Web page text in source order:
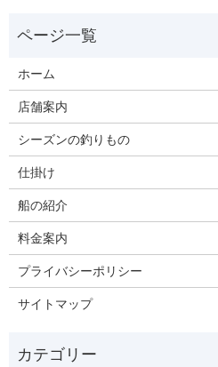
ホーム
店舗案内
シーズンの釣りもの
仕掛け
船の紹介
料金案内
プライバシーポリシー
サイトマップ